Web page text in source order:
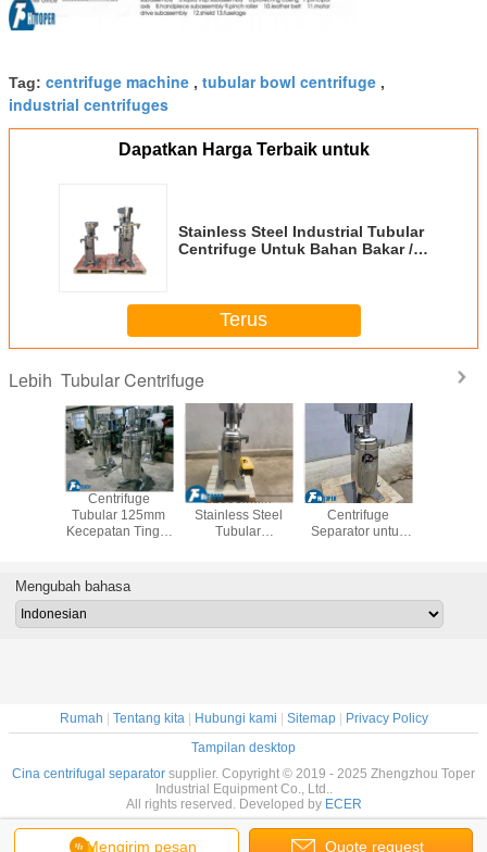
Tag: centrifuge machine , tubular bowl centrifuge ,
industrial centrifuges
Dapatkan Harga Terbaik untuk
Stainless Steel Industrial Tubular
Centrifuge Untuk Bahan Bakar /
Terus
Lebih Tubular Centrifuge
Minyak
Centrifuge
Tubular 125mm
Kecepatan Tinggi
Padat 3.0kw
21000r/Min
Stainless Steel
Tubular
75mm Tubular
Centrifuge
Separator untuk
Mengirim pesan Quote request
Mengubah bahasa
Rumah | Tentang kita | Hubungi kami | Sitemap| Privacy Policy
Tampilan desktop
Cina centrifugal separator supplier. Copyright © 2019 - 2025 Zhengzhou Toper
Industrial Equipment Co., Ltd..
All rights reserved. Developed by ECER